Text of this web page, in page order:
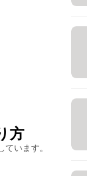
方
います。